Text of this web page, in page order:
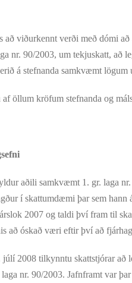
viðurkennt verði með dómi að
nr. 90/2003, um tekjuskatt, að
á stefnanda samkvæmt
kröfum stefnanda og
aðili samkvæmt 1. gr. laga nr.
í skattumdæmi þar sem
2007 og taldi því fram til
að óskað væri eftir því að
2008 tilkynntu skattstjórar að
nr. 90/2003. Jafnframt var